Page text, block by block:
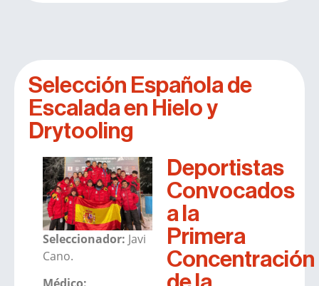
Selección Española de
Escalada en Hielo y
Drytooling
Seleccionador: Javi
Cano.
Deportistas
Convocados
a la
Primera
Concentración